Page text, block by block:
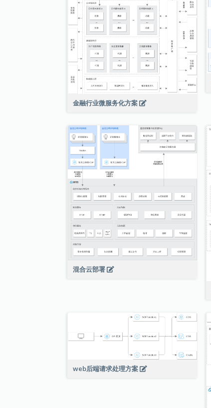
金融行业微服务化方案
混合云部署
web后端请求处理方案